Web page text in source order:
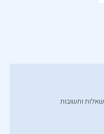
שאלות ותשובות